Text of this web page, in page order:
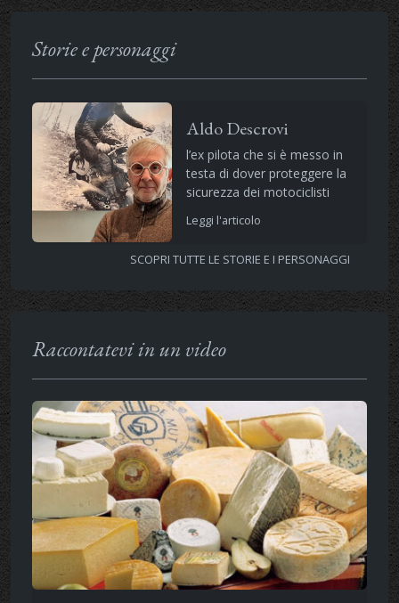
Storie e personaggi
Aldo Descrovi
l’ex pilota che si è messo in
testa di dover proteggere la
sicurezza dei motociclisti
Leggi l'articolo
SCOPRI TUTTE LE STORIE E I PERSONAGGI
Raccontatevi in un video